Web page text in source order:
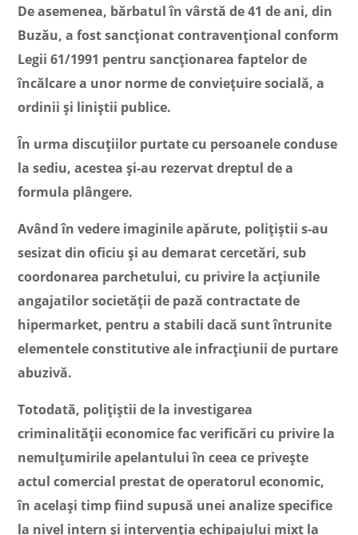
De asemenea, bărbatul în vârstă de 41 de ani, din
Buzău, a fost sancționat contravențional conform
Legii 61/1991 pentru sancționarea faptelor de
încălcare a unor norme de conviețuire socială, a
ordinii și liniștii publice.
În urma discuțiilor purtate cu persoanele conduse
la sediu, acestea și-au rezervat dreptul de a
formula plângere.
Având în vedere imaginile apărute, polițiștii s-au
sesizat din oficiu și au demarat cercetări, sub
coordonarea parchetului, cu privire la acțiunile
angajatilor societății de pază contractate de
hipermarket, pentru a stabili dacă sunt întrunite
elementele constitutive ale infracțiunii de purtare
abuzivă.
Totodată, polițiștii de la investigarea
criminalității economice fac verificări cu privire la
nemulțumirile apelantului în ceea ce privește
actul comercial prestat de operatorul economic,
în același timp fiind supusă unei analize specifice
la nivel intern și intervenția echipajului mixt la